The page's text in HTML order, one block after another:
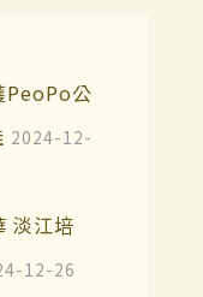
PeoPo公
2024-12-
淡江培
12-26